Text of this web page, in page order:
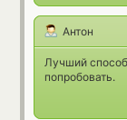
Антон
Лучший
попробовать.